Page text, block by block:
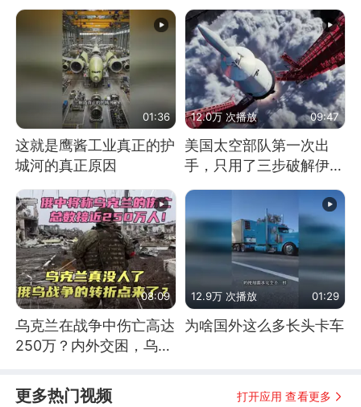
是不是在"拆台"
01:36
这就是鹰酱工业真正的护
城河的真正原因
12.0万 次播放 09:47
美国太空部队第一次出
手，只用了三步破解伊朗
08:09
乌克兰在战争中伤亡高达
250万？内外交困，乌克
12.9万 次播放 01:29
为啥国外这么多长头卡车
更多热门视频 打开应用 查看更多